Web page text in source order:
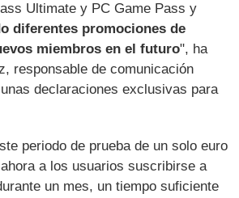
Ultimate y PC Game Pass y
diferentes promociones de
miembros en el futuro", ha
responsable de comunicación
declaraciones exclusivas para
periodo de prueba de un solo euro
a los usuarios suscribirse a
un mes, un tiempo suficiente